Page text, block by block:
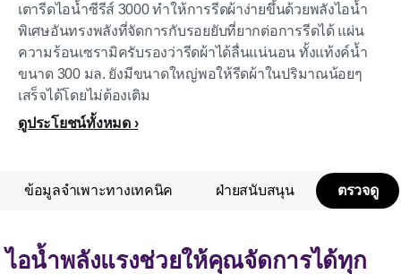
เตารีดไอน้ำซีรีส์ 3000 ทำให้การรีดผ้าง่ายขึ้นด้วยพลังไอน้ำ
พิเศษอันทรงพลังที่จัดการกับรอยยับที่ยากต่อการรีดได้ แผ่น
ความร้อนเซรามิครับรองว่ารีดผ้าได้ลื่นแน่นอน ทั้งแท้งค์น้ำ
ขนาด 300 มล. ยังมีขนาดใหญ่พอให้รีดผ้าในปริมาณน้อยๆ
เสร็จได้โดยไม่ต้องเติม
ดูประโยชน์ทั้งหมด
ข้อมูลจำเพาะทางเทคนิค ฝ่ายสนับสนุน ตรวจดู
ไอน้ำพลังแรงช่วยให้คุณจัดการได้ทุก